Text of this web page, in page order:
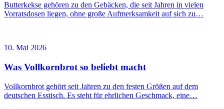
Butterkekse gehören zu den Gebäcken, die seit Jahren in vielen
Vorratsdosen liegen, ohne große Aufmerksamkeit auf sich zu…
10. Mai 2026
Was Vollkornbrot so beliebt macht
Vollkornbrot gehört seit Jahren zu den festen Größen auf dem
deutschen Esstisch. Es steht für ehrlichen Geschmack, eine…